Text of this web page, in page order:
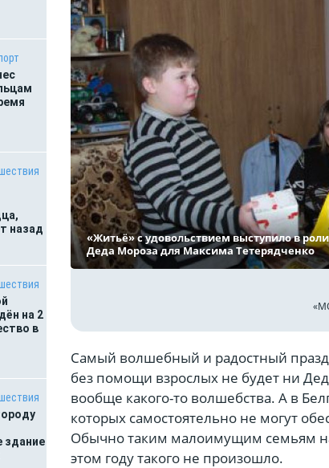
назад
на 2
в
здание
«Житьё» с удовольствием выступило в роли
Деда Мороза для Максима Тетерядченко
Самый волшебный и радостный
без помощи взрослых не будет ни
вообще какого-то волшебства. А в
которых самостоятельно не могут
Обычно таким малоимущим семьям
этом году такого не произошло.